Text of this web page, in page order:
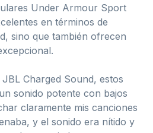
Under Armour Sport
en términos de
sino que también ofrecen
Charged Sound, estos
sonido potente con bajos
claramente mis canciones
y el sonido era nítido y